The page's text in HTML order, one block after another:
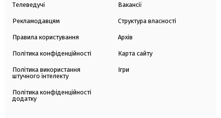
Телеведучі
Рекламодавцям
Правила користування
Політика конфіденційності
Політика використання
штучного інтелекту
Політика конфіденційності
додатку
Вакансії
Структура власності
Архів
Карта сайту
Ігри